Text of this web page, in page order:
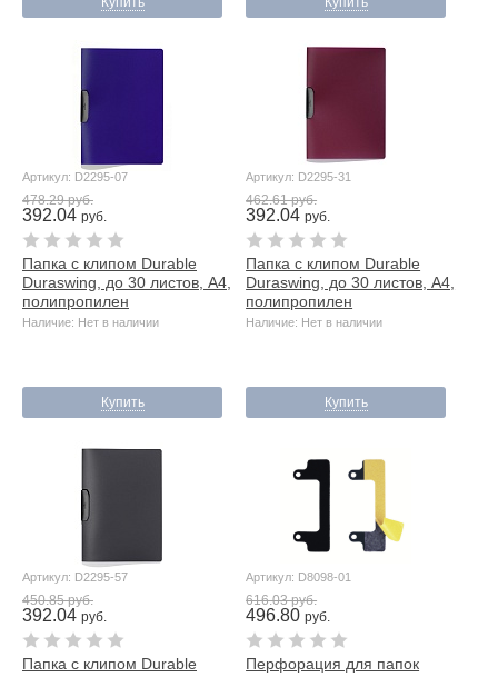
Артикул: D2295-07
478.29 руб.
392.04 руб.
Папка с клипом Durable
Duraswing, до 30 листов, А4,
полипропилен
Наличие: Нет в наличии
Купить
Артикул: D2295-31
462.61 руб.
392.04руб.
Папка с клипом Durable
Duraswing, до 30 листов, А4,
полипропилен
Наличие: Нет в наличии
Купить
Артикул: D2295-57
450.85 руб.
392.04 руб.
Папка с клипом Durable
Артикул: D8098-01
616.03 руб.
496.80руб.
Перфорация для папок